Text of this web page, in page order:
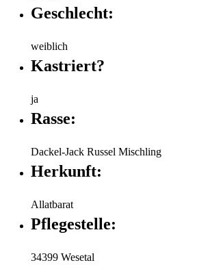
Geschlecht:
weiblich
Kastriert?
ja
Rasse:
Dackel-Jack Russel Mischling
Herkunft:
Allatbarat
Pflegestelle:
34399 Wesetal